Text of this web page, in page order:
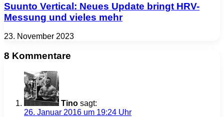
Suunto Vertical: Neues Update bringt HRV-
Messung und vieles mehr
23. November 2023
8 Kommentare
Tino sagt:
26. Januar 2016 um 19:24 Uhr